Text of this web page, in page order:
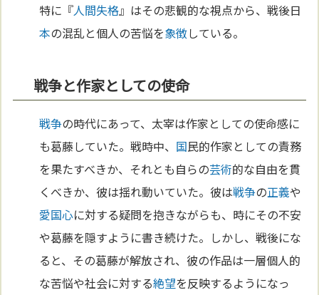
特に『人間失格』はその悲観的な視点から、戦後日
本の混乱と個人の苦悩を象徴している。
戦争と作家としての使命
戦争の時代にあって、太宰は作家としての使命感に
も葛藤していた。戦時中、 国民的作家としての責務
を果たすべきか、それとも自らの芸術的な自由を貫
くべきか、彼は揺れ動いていた。彼は戦争の正義や
愛国心に対する疑問を抱きながらも、時にその不安
や葛藤を隠すように書き続けた。しかし、戦後にな
ると、その葛藤が解放され、彼の作品は一層個人的
な苦悩や社会に対する絶望を反映するようになっ